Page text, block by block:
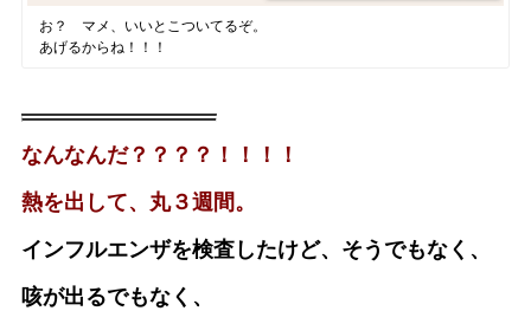
お？ マメ、いいとこついてるぞ。
あげるからね！！！
なんなんだ？？？？！！！！
熱を出して、丸３週間。
インフルエンザを検査したけど、そうでもなく、
咳が出るでもなく、